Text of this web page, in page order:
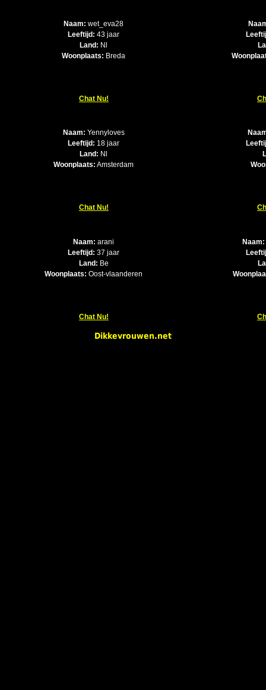
Naam: wet_eva28
Leeftijd: 43 jaar
Land: Nl
Woonplaats: Breda
Chat Nu!
Naam: Yennyloves
Leeftijd: 18 jaar
Land: Nl
Woonplaats: Amsterdam
Chat Nu!
Naam: arani
Leeftijd: 37 jaar
Land: Be
Woonplaats: Oost-vlaanderen
Chat Nu!
Naam:
Dikkevrouwen.net